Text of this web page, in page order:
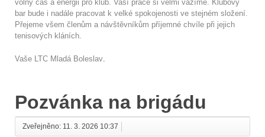
volný čas a energii pro klub. Vaší práce si velmi vážíme. Klubový
bar bude i nadále pracovat k velké spokojenosti ve stejném složení.
Přejeme všem členům a návštěvníkům příjemné chvíle při jejich
tenisových kláních.
Vaše LTC Mladá Boleslav
Pozvánka na brigádu
Zveřejněno: 11. 3. 2026 10:37